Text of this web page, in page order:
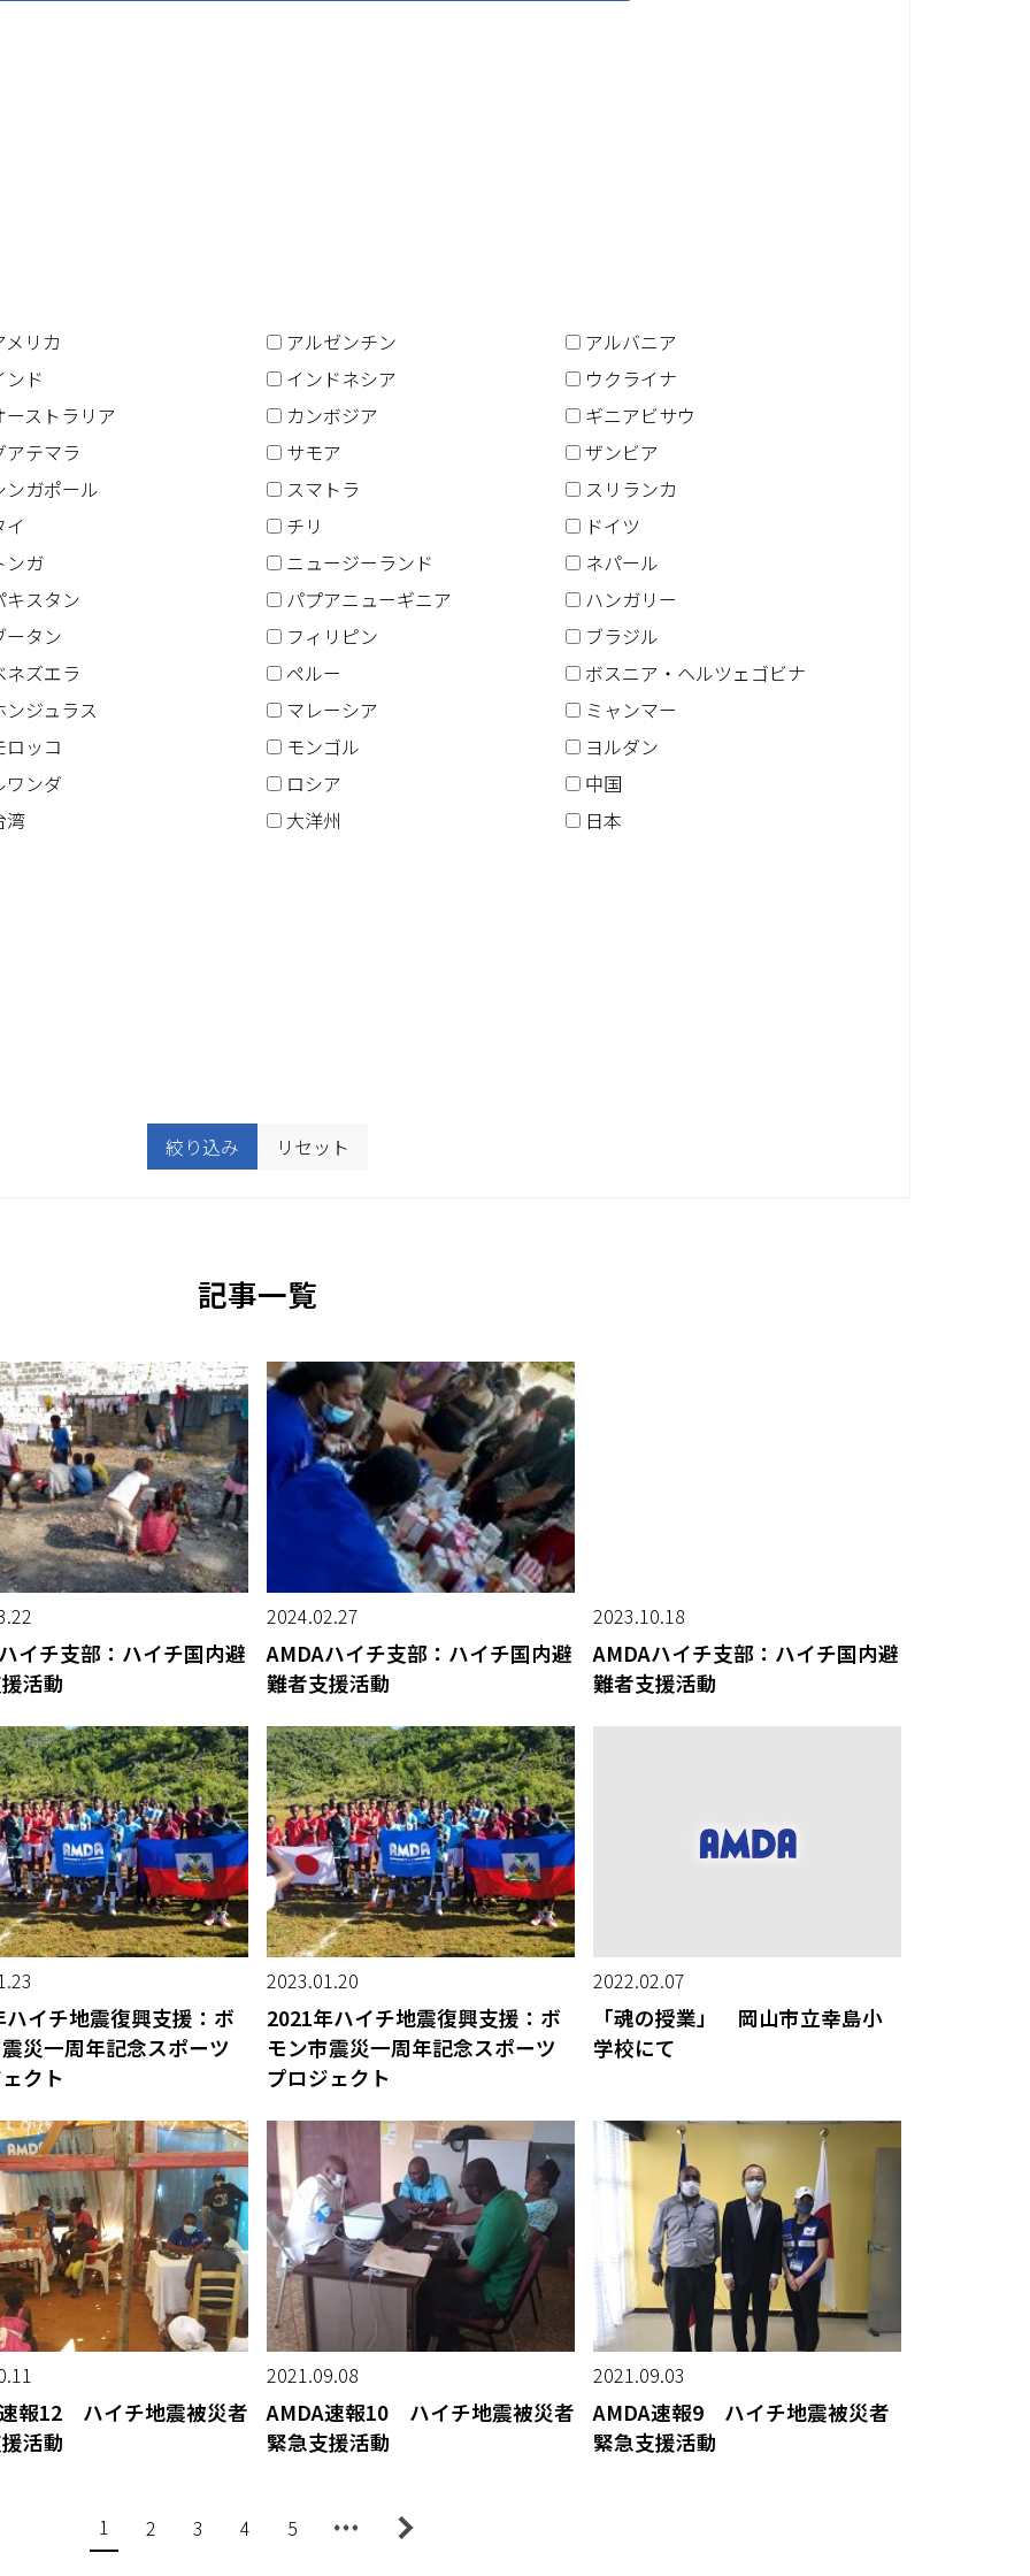
リカ アルゼンチン
アルバニア
ド
インドネシア
ウクライナ
ストラリア
カンボジア
ギニアビサウ
テマラ
サモア
ザンビア
ガポール
スマトラ
スリランカ
チリ
ドイツ
ガ
ニュージーランド
ネパール
スタン
パプアニューギニア
ハンガリー
タン
フィリピン
ブラジル
ズエラ
ペルー
ボスニア・ヘルツェゴビナ
ジュラス
マレーシア
ミャンマー
ッコ
モンゴル
ヨルダン
ンダ
ロシア
中国
大洋州 日本
絞り込み リセット
記事一覧
イチ支部：ハイチ国内避
活動
2024.02.27
AMDAハイチ支部：ハイチ国内避
難者支援活動
2023.10.18
AMDAハイチ支部：ハイチ国内避
難者支援活動
ハイチ地震復興支援：ボ
災一周年記念スポーツ
クト
2023.01.20
2021年ハイチ地震復興支援：ボ
モン市震災一周年記念スポーツ
プロジェクト
2022.02.07
「魂の授業」 岡山市立幸島小
学校にて
報12 ハイチ地震被災者
活動
2021.09.08
AMDA速報10 ハイチ地震被災者
緊急支援活動
2021.09.03
AMDA速報9 ハイチ地震被災者
緊急支援活動
1 2 3 4 5